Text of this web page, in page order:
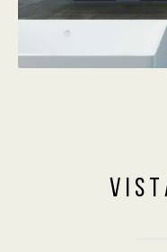
V I S